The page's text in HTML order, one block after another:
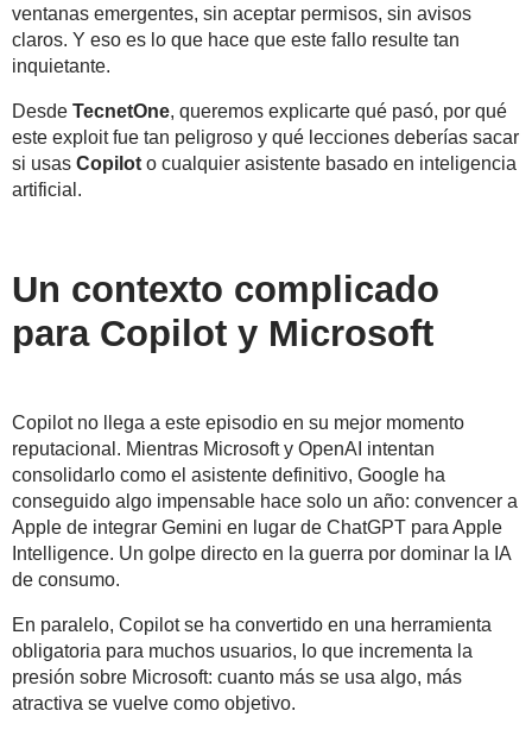
ventanas emergentes, sin aceptar permisos, sin avisos
claros. Y eso es lo que hace que este fallo resulte tan
inquietante.
Desde TecnetOne, queremos explicarte qué pasó, por qué
este exploit fue tan peligroso y qué lecciones deberías sacar
si usas Copilot o cualquier asistente basado en inteligencia
artificial.
Un contexto complicado
para Copilot y Microsoft
Copilot no llega a este episodio en su mejor momento
reputacional. Mientras Microsoft y OpenAI intentan
consolidarlo como el asistente definitivo, Google ha
conseguido algo impensable hace solo un año: convencer a
Apple de integrar Gemini en lugar de ChatGPT para Apple
Intelligence. Un golpe directo en la guerra por dominar la IA
de consumo.
En paralelo, Copilot se ha convertido en una herramienta
obligatoria para muchos usuarios, lo que incrementa la
presión sobre Microsoft: cuanto más se usa algo, más
atractiva se vuelve como objetivo.